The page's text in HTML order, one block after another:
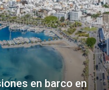
en barco en